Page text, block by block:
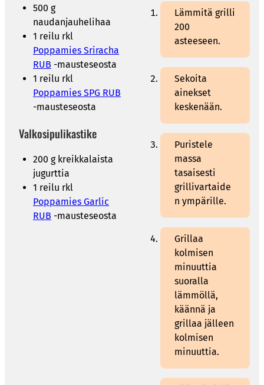
500 g
naudanjauhelihaa
1 reilu rkl
Poppamies Sriracha
RUB -mausteseosta
1 reilu rkl
Poppamies SPG RUB
-mausteseosta
Valkosipulikastike
200 g kreikkalaista
jugurttia
1 reilu rkl
Poppamies Garlic
RUB -mausteseosta
Lämmitä grilli
200
asteeseen.
Sekoita
ainekset
keskenään.
Puristele
massa
tasaisesti
grillivartaide
n ympärille.
Grillaa
kolmisen
minuuttia
suoralla
lämmöllä,
käännä ja
grillaa jälleen
kolmisen
minuuttia.